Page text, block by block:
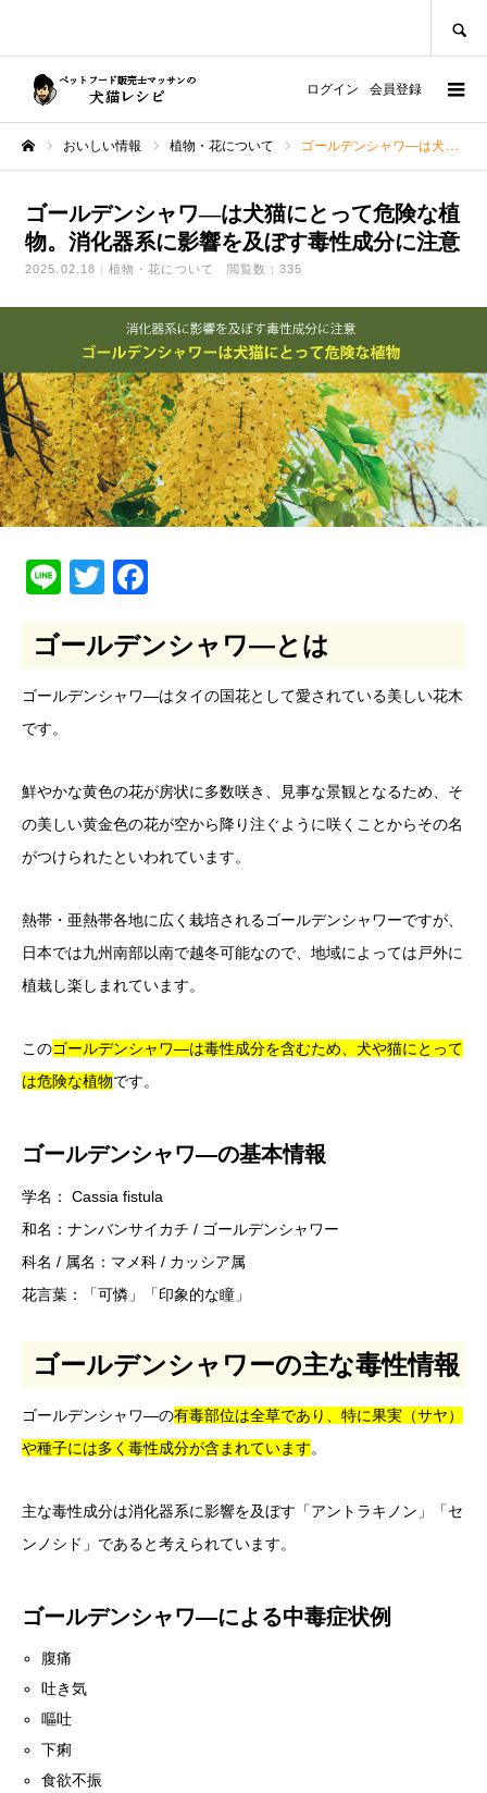
ログイン 会員登録
おいしい情報 植物・花について ゴールデンシャワ―は犬猫にとって危険な植物。消化器系に影響を及ぼす毒性成分に注意
ゴールデンシャワ―は犬猫にとって危険な植
物。消化器系に影響を及ぼす毒性成分に注意
2025.02.18 植物・花について 閲覧数：335
LineTwitter
ゴールデンシャワ―とは
ゴールデンシャワ―はタイの国花として愛されている美しい花木
です。
鮮やかな黄色の花が房状に多数咲き、見事な景観となるため、そ
の美しい黄金色の花が空から降り注ぐように咲くことからその名
がつけられたといわれています。
熱帯・亜熱帯各地に広く栽培されるゴールデンシャワーですが、
日本では九州南部以南で越冬可能なので、地域によっては戸外に
植栽し楽しまれています。
このゴールデンシャワ―は毒性成分を含むため、犬や猫にとって
は危険な植物です。
ゴールデンシャワ―の基本情報
学名： Cassia fistula
和名：ナンバンサイカチ / ゴールデンシャワー
科名 / 属名：マメ科 / カッシア属
花言葉：「可憐」「印象的な瞳」
ゴールデンシャワーの主な毒性情報
ゴールデンシャワ―の有毒部位は全草であり、特に果実（サヤ）
や種子には多く毒性成分が含まれています。
主な毒性成分は消化器系に影響を及ぼす「アントラキノン」「セ
ンノシド」であると考えられています。
ゴールデンシャワ―による中毒症状例
腹痛
吐き気
嘔吐
下痢
食欲不振